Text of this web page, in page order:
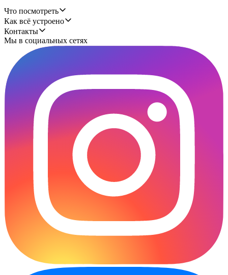
Что посмотреть
Как всё устроено
Контакты
Мы в социальных сетях